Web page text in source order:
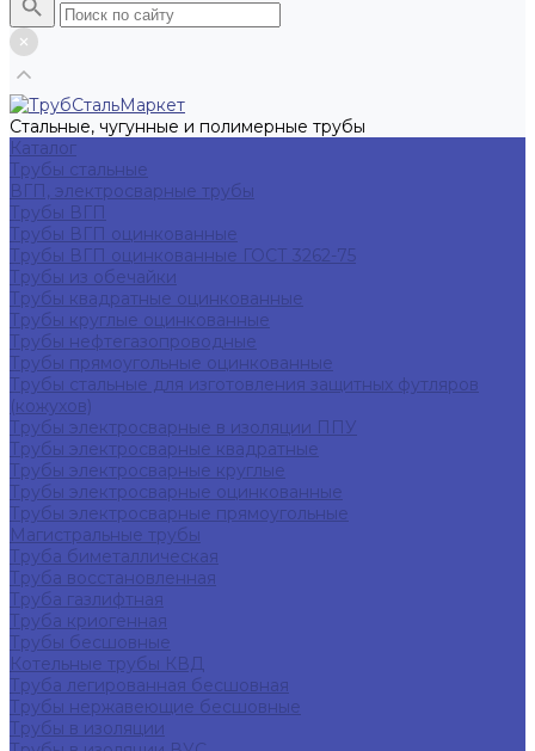
Стальные, чугунные и полимерные трубы
Каталог
Трубы стальные
ВГП, электросварные трубы
Трубы ВГП
Трубы ВГП оцинкованные
Трубы ВГП оцинкованные ГОСТ 3262-75
Трубы из обечайки
Трубы квадратные оцинкованные
Трубы круглые оцинкованные
Трубы нефтегазопроводные
Трубы прямоугольные оцинкованные
Трубы стальные для изготовления защитных футляров
(кожухов)
Трубы электросварные в изоляции ППУ
Трубы электросварные квадратные
Трубы электросварные круглые
Трубы электросварные оцинкованные
Трубы электросварные прямоугольные
Магистральные трубы
Труба биметаллическая
Труба восстановленная
Труба газлифтная
Труба криогенная
Трубы бесшовные
Котельные трубы КВД
Труба легированная бесшовная
Трубы нержавеющие бесшовные
Трубы в изоляции